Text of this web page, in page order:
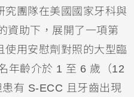
究團隊在美國國家牙科與
資助下，展開了一項第
使用安慰劑對照的大型臨
年齡介於 1 至 6 歲（12
有 S-ECC 且牙齒出現